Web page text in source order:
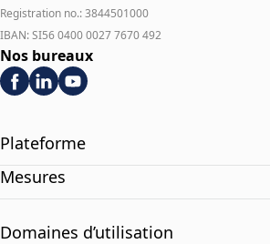
Registration no.: 3844501000
IBAN: SI56 0400 0027 7670 492
Nos bureaux
Plateforme
Mesures
Domaines d’utilisation